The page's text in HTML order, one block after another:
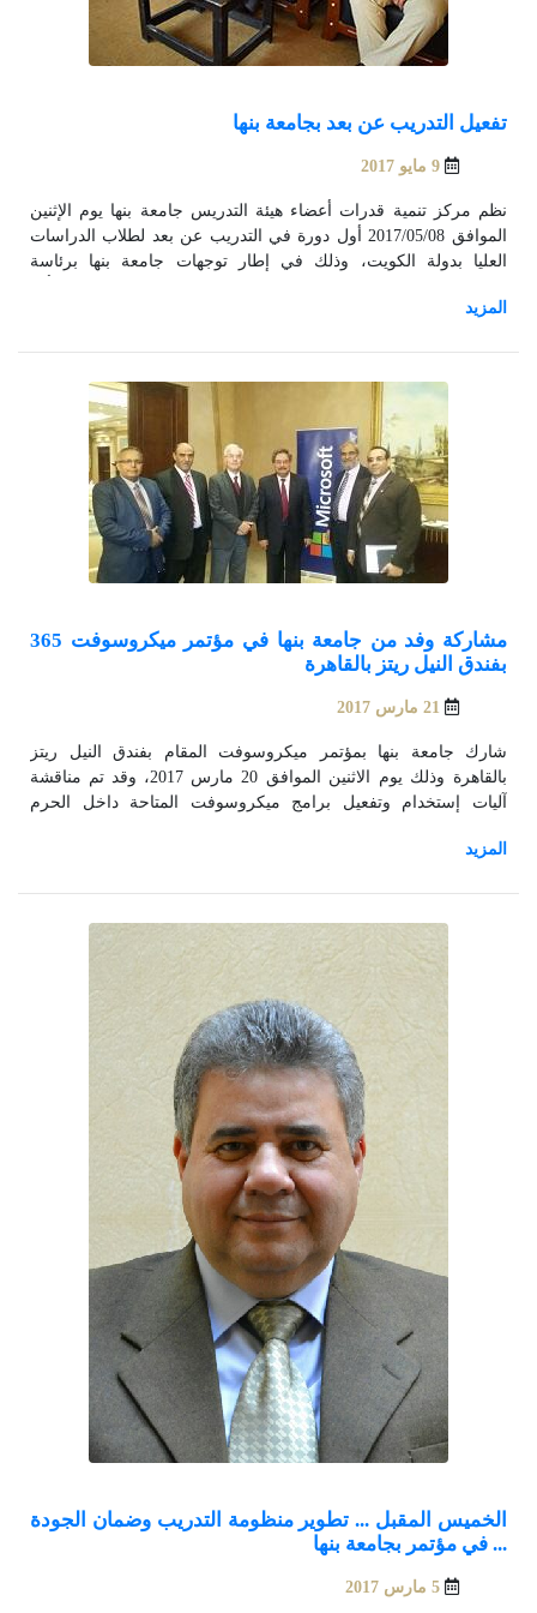
تفعيل التدريب عن بعد بجامعة بنها
9 مايو 2017
نظم مركز تنمية قدرات أعضاء هيئة التدريس جامعة بنها يوم الإثنين
الموافق 2017/05/08 أول دورة في التدريب عن بعد لطلاب الدراسات
العليا بدولة الكويت، وذلك في إطار توجهات جامعة بنها برئاسة
الدكتور/ هشام أبوالعينين - نائب رئيس الجامعة لشئون الدراسات العليا
مجال التدريب عن بعد، موضحاً أن ذلك في إطار تنفيذ أهداف الخطه
الإستراتيجية للجامعة وجذب الوافدين من خلال استخدام تكنولوجيا
المعلومات في التعليم والتدريب عن بعد.
مشاركة وفد من جامعة بنها في مؤتمر ميكروسوفت 365
بفندق النيل ريتز بالقاهرة
21 مارس 2017
شارك جامعة بنها بمؤتمر ميكروسوفت المقام بفندق النيل ريتز
بالقاهرة وذلك يوم الاثنين الموافق 20 مارس 2017، وقد تم مناقشة
آليات إستخدام وتفعيل برامج ميكروسوفت المتاحة داخل الحرم
بمشاركة الدكتور/ نبيل حسن - المدير التنفيذي لوحدة إدارة
الخميس المقبل ... تطوير منظومة التدريب وضمان الجودة
... في مؤتمر بجامعة بنها
5 مارس 2017